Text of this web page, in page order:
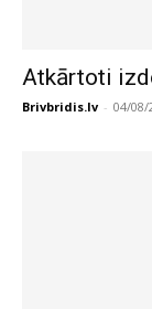
Atkārtoti
Brivbridis.lv - 04/08/